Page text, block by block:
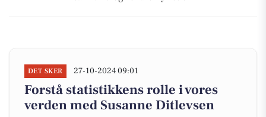
DET SKER 27-10-2024 09:01
Forstå statistikkens rolle i vores
verden med Susanne Ditlevsen